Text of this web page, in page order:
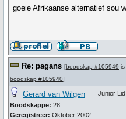
goeie Afrikaanse alternatief sou
Re: pagans [boodskap #105949 is
boodskap #105940]
Gerard van Wilgen
Boodskappe: 28
Geregistreer: Oktober 2002
Junior Lid